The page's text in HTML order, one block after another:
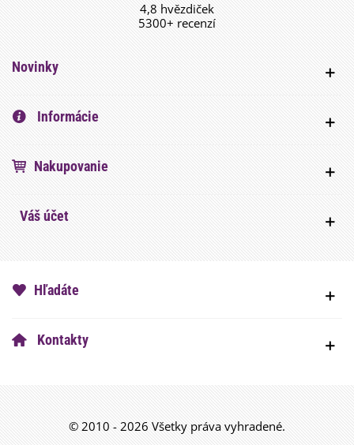
4,8 hvězdiček
5300+ recenzí
Novinky
Informácie
Nakupovanie
Váš účet
Hľadáte
Kontakty
© 2010 - 2026 Všetky práva vyhradené.